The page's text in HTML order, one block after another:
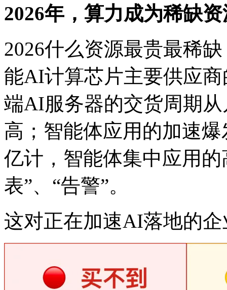
2026年，算力成为稀缺
2026什么资源最贵最稀
能AI计算芯片主要供应商
端AI服务器的交货周期从
高；智能体应用的加速爆
亿计，智能体集中应用
表”、“告警”。
这对正在加速AI落地的企